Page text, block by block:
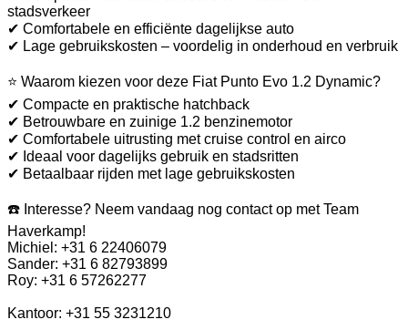
stadsverkeer
✔ Comfortabele en efficiënte dagelijkse auto
✔ Lage gebruikskosten – voordelig in onderhoud en verbruik
⭐ Waarom kiezen voor deze Fiat Punto Evo 1.2 Dynamic?
✔ Compacte en praktische hatchback
✔ Betrouwbare en zuinige 1.2 benzinemotor
✔ Comfortabele uitrusting met cruise control en airco
✔ Ideaal voor dagelijks gebruik en stadsritten
✔ Betaalbaar rijden met lage gebruikskosten
☎️ Interesse? Neem vandaag nog contact op met Team
Haverkamp!
Michiel: +31 6 22406079
Sander: +31 6 82793899
Roy: +31 6 57262277
Kantoor: +31 55 3231210